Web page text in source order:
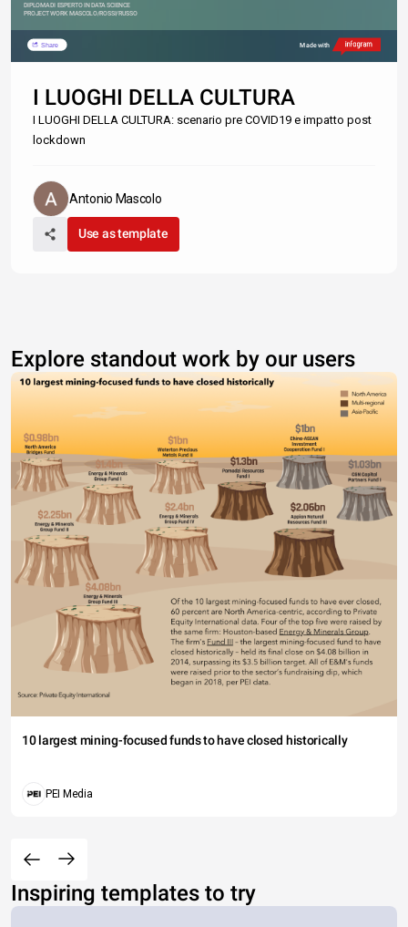
DIPLOMA DI ESPERTO IN DATA SCIENCE
PROJECT WORK MASCOLO/ROSSI/RUSSO
Share Made with
I LUOGHI DELLA CULTURA
I LUOGHI DELLA CULTURA: scenario pre COVID19 e impatto post
lockdown
Antonio Mascolo
Use as template
Explore standout work by our users
10 largest mining-focused funds to have closed historically
PEI Media
Inspiring templates to try